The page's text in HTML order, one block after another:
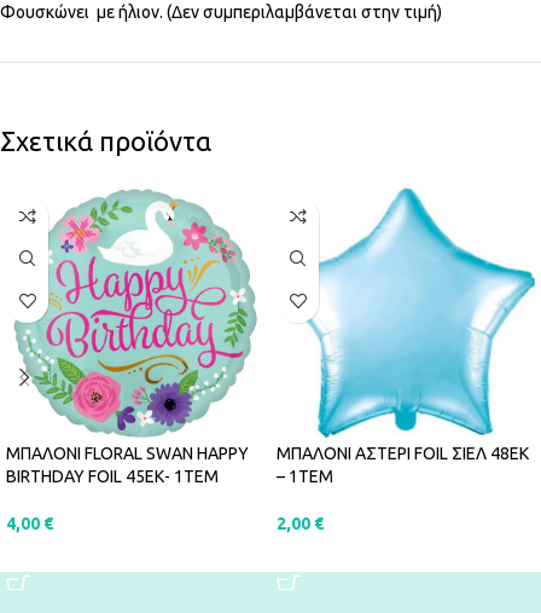
Φουσκώνει με ήλιον. (Δεν συμπεριλαμβάνεται στην τιμή)
Σχετικά προϊόντα
ΜΠΑΛΟΝΙ FLORAL SWAN HAPPY
BIRTHDAY FOIL 45ΕΚ- 1ΤΕΜ
4,00 €
ΜΠΑΛΟΝΙ ΑΣΤΕΡΙ FOIL ΣΙΕΛ 48ΕΚ
– 1ΤΕΜ
2,00 €